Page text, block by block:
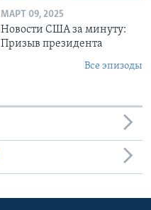
МАРТ 09, 2025
Новости США за минуту:
Призыв президента
Все эпизоды